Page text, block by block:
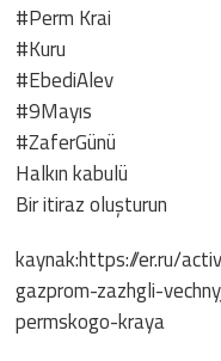
#Perm Krai
#Kuru
#EbediAlev
#9Mayıs
#ZaferGünü
Halkın kabulü
Bir itiraz oluşturun
kaynak:https://er.ru/
gazprom-zazhgli-
permskogo-kraya